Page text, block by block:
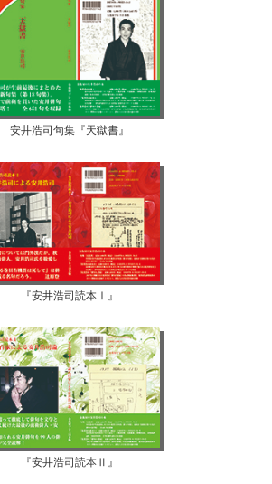
安井浩司句集『天獄書』
『安井浩司読本Ⅰ』
『安井浩司読本Ⅱ』